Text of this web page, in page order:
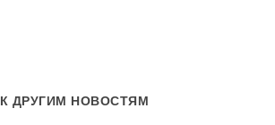
К ДРУГИМ НОВОСТЯМ